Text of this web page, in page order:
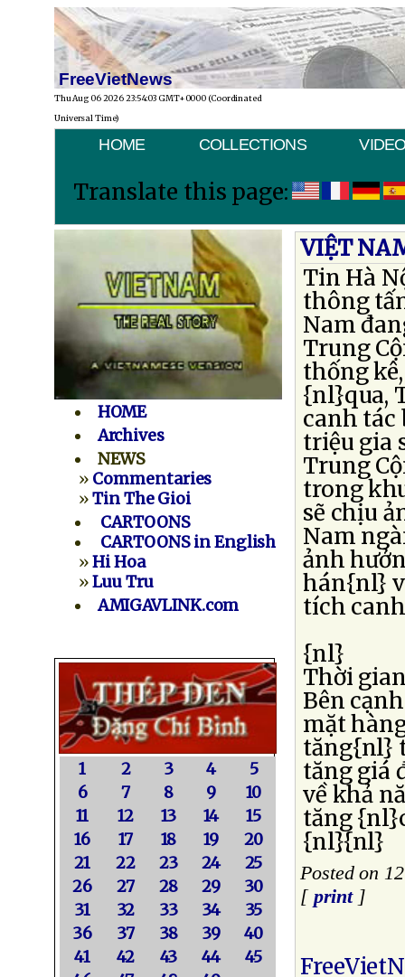
FreeVietNews
Thu Aug 06 2026 23:54:03 GMT+0000 (Coordinated
Universal Time)
HOME COLLECTIONS
Translate this page:
HOME
Archives
NEWS
» Commentaries
»Tin The Gioi
CARTOONS
CARTOONS in English
»Hi Hoa
»Luu Tru
AMIGAVLINK.com
1 2 3 4
5
6
7 8 9
10
11
12 13 14
15
16
17 18 19
20
21
22 23 24
25
26
27 28 29
30
31
32 33 34
35
36
37 38 39
40
41
42 43 44
45
VIỆT
Tin Hà
thông
Nam
Trung
thống
{nl}qua,
canh tác
triệu gia
Trung
trong
sẽ chịu
Nam
ảnh
hán{nl}
tích
{nl}
Thời
Bên
mặt
tăng{nl}
tăng giá
về khả
tăng
{nl}{nl}
Posted on
[ print]